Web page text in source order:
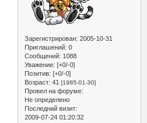
Зарегистрирован: 2005-10-31
Приглашений: 0
Сообщений: 1088
Уважение: [+0/-0]
Позитив: [+0/-0]
Возраст: 41 [1985-01-30]
Провел на форуме:
Не определено
Последний визит:
2009-07-24 01:20:32